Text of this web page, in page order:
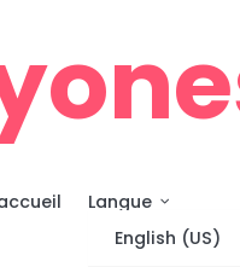
Langue
English (US)